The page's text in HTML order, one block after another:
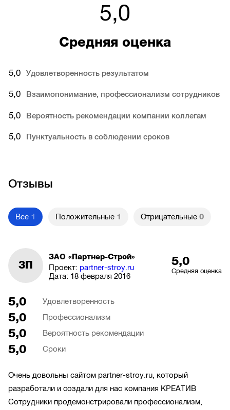
5,0
Средняя оценка
5,0 Удовлетворенность результатом
5,0 Взаимопонимание, профессионализм сотрудников
5,0 Вероятность рекомендации компании коллегам
5,0 Пунктуальность в соблюдении сроков
Отзывы
Все 1 Положительные 1 Отрицательные 0
ЗП
ЗАО «Партнер-Строй»
Проект: partner-stroy.ru
Дата: 18 февраля 2016
5,0
Средняя оценка
5,0 Удовлетворенность
5,0 Профессионализм
5,0 Вероятность рекомендации
5,0 Сроки
Очень довольны сайтом partner-stroy.ru, который
разработали и создали для нас компания КРЕАТИВ
Сотрудники продемонстрировали профессионализм,